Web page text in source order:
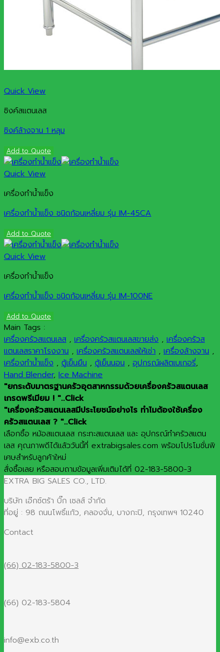
Quick View
ซิงค์สแตนเลส
ซิงค์ล้างจาน 1 หลุม
Add to Quote
Quick View
เครื่องทำน้ำแข็ง
เครื่องทำน้ำแข็ง ชนิดก้อนเหลี่ยม รุ่น IM-45CA
Add to Quote
Quick View
เครื่องทำน้ำแข็ง
เครื่องทำน้ำแข็ง ชนิดก้อนเหลี่ยม รุ่น IM-100NE
Add to Quote
Main Tags :
เครื่องครัวสแตนเลส , เครื่องครัวสแตนเลสขายส่ง , เครื่องครัวส
แตนเลสราคาโรงงาน , เครื่องครัวสแตนเลสให้เช่า , เครื่องล้างจาน ,
เครื่องทำน้ำแข็ง , ตู้เย็นยืน , ตู้เย็นนอน , อุปกรณ์ผลิตเบเกอรี่,
Hand Blender, Ice Machine
"ยกระดับมาตรฐานครัวอุตสาหกรรมด้วยเครื่องครัวสแตนเลส
เกรดพรีเมียม ! "..Click
"เครื่องครัวสแตนเลสมีประโยชน์อย่างไร ทำไมต้องใช้เครื่อง
ครัวสแตนเลส ? "..Click
เลือกซื้อ หม้อสแตนเลส กระทะสแตนเลส และ อุปกรณ์ทำครัวสแตน
เลส คุณภาพดีได้แล้ววันนี้ที่ extrabigsales.com พร้อมโปรโมชั่นพิ
เศษสำหรับลูกค้าใหม่
สั่งซื้อเลย หรือสอบถามข้อมูลเพิ่มเติมได้ที่ 02-183-5800-3
EXTRA BIG SALES CO., LTD.
บริษัท เอ๊กซ์ตร้า บิ๊ก เซลส์ จำกัด
ที่อยู่ : 98 ถนนโพธิ์แก้ว, คลองจั่น, บางกะปิ, กรุงเทพฯ 10240
Contact
(66) 02-183-5800-3
(66) 02-183-5804
info@exb.co.th